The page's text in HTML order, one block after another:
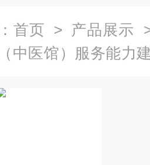
首页 > 产品展示
中医馆）服务能力